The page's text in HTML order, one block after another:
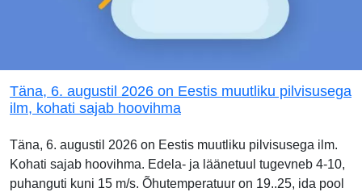
Täna, 6. augustil 2026 on Eestis muutliku pilvisusega
ilm, kohati sajab hoovihma
Täna, 6. augustil 2026 on Eestis muutliku pilvisusega ilm.
Kohati sajab hoovihma. Edela- ja läänetuul tugevneb 4-10,
puhanguti kuni 15 m/s. Õhutemperatuur on 19..25, ida pool